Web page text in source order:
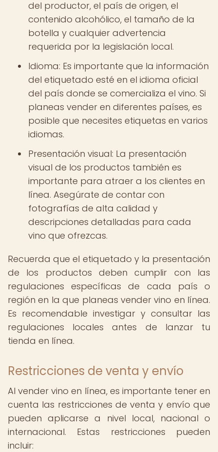
del productor, el país de origen, el
contenido alcohólico, el tamaño de la
botella y cualquier advertencia
requerida por la legislación local.
Idioma: Es importante que la información
del etiquetado esté en el idioma oficial
del país donde se comercializa el vino. Si
planeas vender en diferentes países, es
posible que necesites etiquetas en varios
idiomas.
Presentación visual: La presentación
visual de los productos también es
importante para atraer a los clientes en
línea. Asegúrate de contar con
fotografías de alta calidad y
descripciones detalladas para cada
vino que ofrezcas.
Recuerda que el etiquetado y la presentación
de los productos deben cumplir con las
regulaciones específicas de cada país o
región en la que planeas vender vino en línea.
Es recomendable investigar y consultar las
regulaciones locales antes de lanzar tu
tienda en línea.
Restricciones de venta y envío
Al vender vino en línea, es importante tener en
cuenta las restricciones de venta y envío que
pueden aplicarse a nivel local, nacional o
internacional. Estas restricciones pueden
incluir: